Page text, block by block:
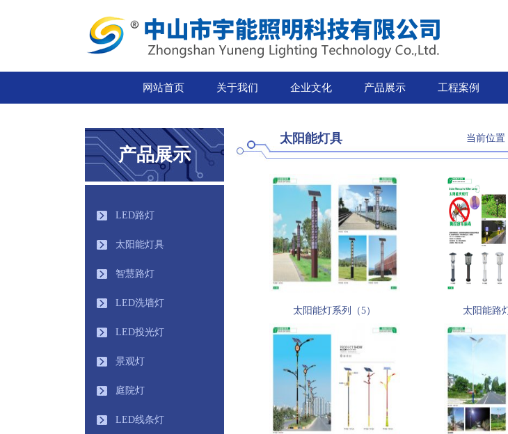
网站首页 关于我们 企业文化 产品展示 工程案例
产品展示
LED路灯
太阳能灯具
智慧路灯
LED洗墙灯
LED投光灯
景观灯
庭院灯
LED线条灯
太阳能灯具 当前位置
太阳能灯系列（5） 太阳能路